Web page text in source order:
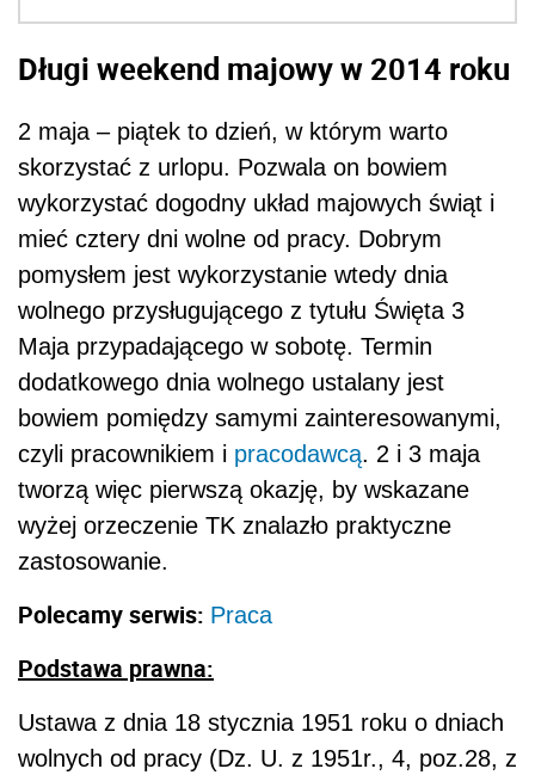
Długi weekend majowy w 2014 roku
2 maja – piątek to dzień, w którym warto
skorzystać z urlopu. Pozwala on bowiem
wykorzystać dogodny układ majowych świąt i
mieć cztery dni wolne od pracy. Dobrym
pomysłem jest wykorzystanie wtedy dnia
wolnego przysługującego z tytułu Święta 3
Maja przypadającego w sobotę. Termin
dodatkowego dnia wolnego ustalany jest
bowiem pomiędzy samymi zainteresowanymi,
czyli pracownikiem i pracodawcą. 2 i 3 maja
tworzą więc pierwszą okazję, by wskazane
wyżej orzeczenie TK znalazło praktyczne
zastosowanie.
Polecamy serwis: Praca
Podstawa prawna:
Ustawa z dnia 18 stycznia 1951 roku o dniach
wolnych od pracy (Dz. U. z 1951r., 4, poz.28, z